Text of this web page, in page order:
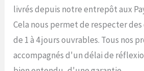
livrés depuis notre entrepôt aux
Cela nous permet de respecter
de 1 à 4 jours ouvrables. Tous nos
accompagnés d'un délai de